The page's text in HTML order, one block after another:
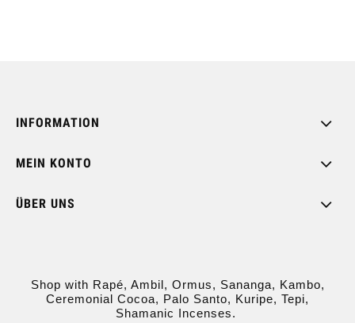
INFORMATION
MEIN KONTO
ÜBER UNS
Shop with Rapé, Ambil, Ormus, Sananga, Kambo,
Ceremonial Cocoa, Palo Santo, Kuripe, Tepi,
Shamanic Incenses.